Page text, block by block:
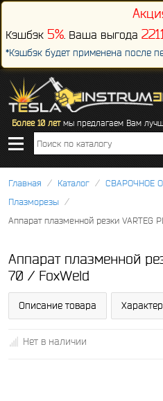
Кэшбэк 5% . Ваша выгода 2211
*Кэшбэк будет применена после
Более 10 летмы предлагаем Вам
Главная / Каталог / СВАРОЧНОЕ
Плазморезы /
Аппарат плазменной резки VARTEG
Аппарат плазменной
70 / FoxWeld
Описание товара
Нет в наличии